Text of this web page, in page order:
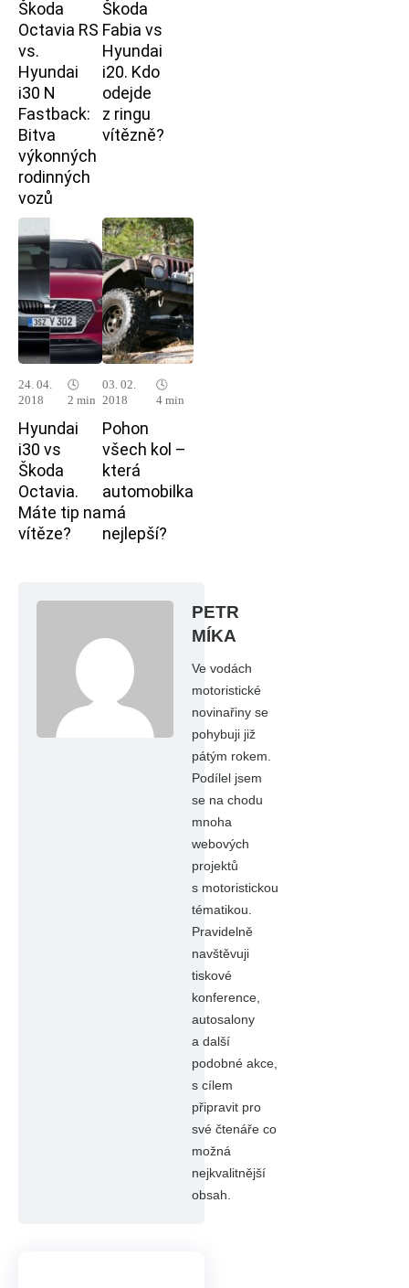
Škoda
Octavia RS
vs.
Hyundai
i30 N
Fastback:
Bitva
výkonných
rodinných
vozů
Škoda
Fabia vs
Hyundai
i20. Kdo
odejde
z ringu
vítězně?
24. 04.
2018
🕓
2 min
Hyundai
i30 vs
Škoda
Octavia.
Máte tip na
vítěze?
03. 02.
2018
🕓
4 min
Pohon
všech kol –
která
automobilka
má
nejlepší?
PETR
MÍKA
Ve vodách
motoristické
novinařiny se
pohybuji již
pátým rokem.
Podílel jsem
se na chodu
mnoha
webových
projektů
s motoristickou
tématikou.
Pravidelně
navštěvuji
tiskové
konference,
autosalony
a další
podobné akce,
s cílem
připravit pro
své čtenáře co
možná
nejkvalitnější
obsah.